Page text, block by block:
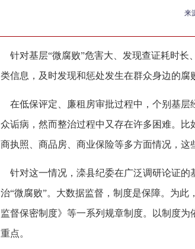
来
针对基层“微腐败”危害大、发现查证耗时长
类信息，及时发现和惩处发生在群众身边的腐
在低保评定、廉租房审批过程中，个别基层
众诟病，然而整治过程中又存在许多困难。
商执照、商品房、商业保险等多方面情况，这
针对这一情况，滦县纪委在广泛调研论证的
治“微腐败”。大数据监督，制度是保障。为
监督保密制度》等一系列规章制度。以制度
重点。